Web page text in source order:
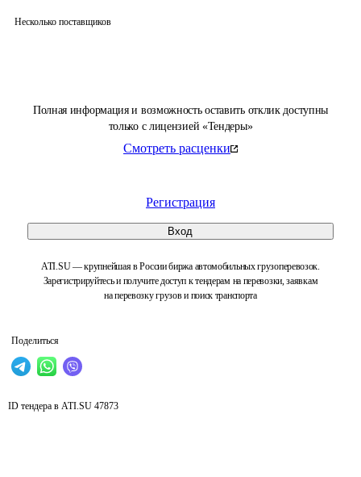
Полная информация и возможность оставить отклик доступны
только с лицензией «Тендеры»
Смотреть расценки
Регистрация
Вход
ATI.SU — крупнейшая в России биржа автомобильных грузоперевозок.
Зарегистрируйтесь и получите доступ к тендерам на перевозки, заявкам
на перевозку грузов и поиск транспорта
Поделиться
Несколько поставщиков
ID тендера в ATI.SU 47873